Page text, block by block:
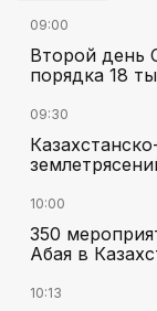
09:00
Второй день
порядка 18
09:30
10:00
350
Абая в
10:13